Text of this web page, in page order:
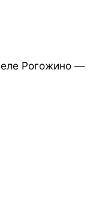
Рогожино